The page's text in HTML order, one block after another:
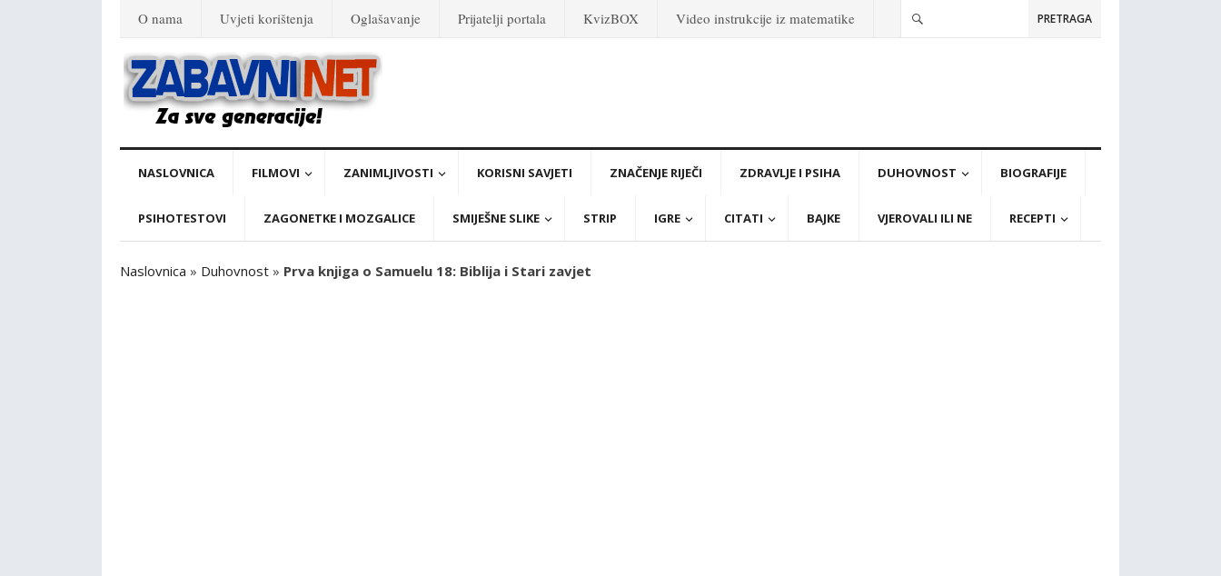
O nama Uvjeti korištenja Oglašavanje Prijatelji portala KvizBOX Video instrukcije iz matematike PRETRAGA
NASLOVNICA FILMOVI ZANIMLJIVOSTI KORISNI SAVJETI ZNAČENJE RIJEČI ZDRAVLJE I PSIHA DUHOVNOST BIOGRAFIJE
PSIHOTESTOVI ZAGONETKE I MOZGALICE SMIJEŠNE SLIKE STRIP IGRE CITATI BAJKE VJEROVALI ILI NE RECEPTI
Naslovnica » Duhovnost » Prva knjiga o Samuelu 18: Biblija i Stari zavjet